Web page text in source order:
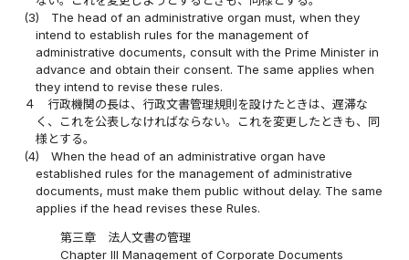
(3)
The head of an administrative organ must, when they
intend to establish rules for the management of
administrative documents, consult with the Prime Minister in
advance and obtain their consent. The same applies when
they intend to revise these rules.
４
行政機関の長は、行政文書管理規則を設けたときは、遅滞な
く、これを公表しなければならない。これを変更したときも、同
様とする。
(4)
When the head of an administrative organ have
established rules for the management of administrative
documents, must make them public without delay. The same
applies if the head revises these Rules.
第三章 法人文書の管理
Chapter III Management of Corporate Documents